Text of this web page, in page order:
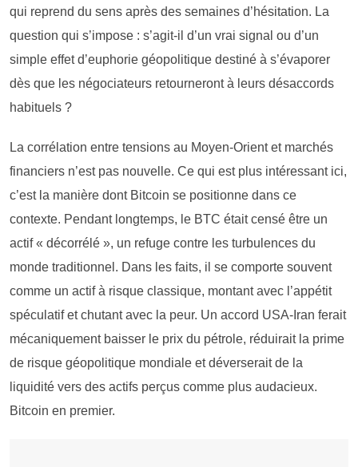
qui reprend du sens après des semaines d’hésitation. La
question qui s’impose : s’agit-il d’un vrai signal ou d’un
simple effet d’euphorie géopolitique destiné à s’évaporer
dès que les négociateurs retourneront à leurs désaccords
habituels ?
La corrélation entre tensions au Moyen-Orient et marchés
financiers n’est pas nouvelle. Ce qui est plus intéressant ici,
c’est la manière dont Bitcoin se positionne dans ce
contexte. Pendant longtemps, le BTC était censé être un
actif « décorrélé », un refuge contre les turbulences du
monde traditionnel. Dans les faits, il se comporte souvent
comme un actif à risque classique, montant avec l’appétit
spéculatif et chutant avec la peur. Un accord USA-Iran ferait
mécaniquement baisser le prix du pétrole, réduirait la prime
de risque géopolitique mondiale et déverserait de la
liquidité vers des actifs perçus comme plus audacieux.
Bitcoin en premier.